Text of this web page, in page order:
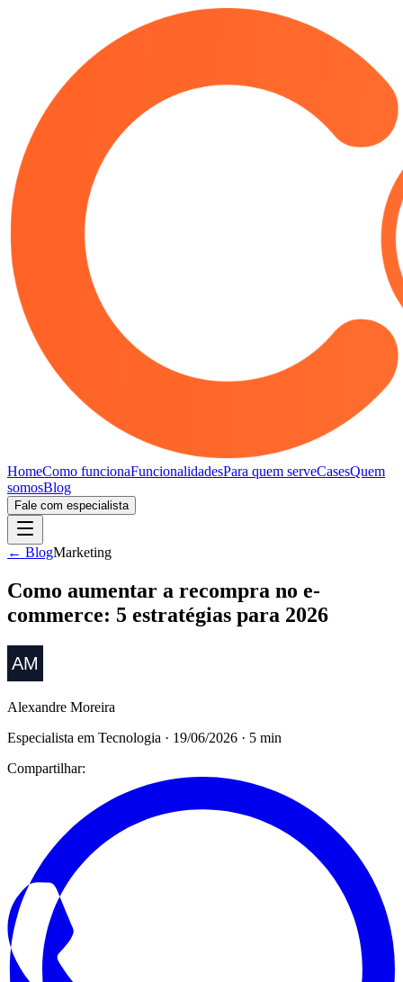
HomeComo funcionaFuncionalidadesPara quem serveCasesQuem
somosBlog
Fale com especialista
← BlogMarketing
Como aumentar a recompra no e-
commerce: 5 estratégias para 2026
Alexandre Moreira
Especialista em Tecnologia · 19/06/2026 · 5 min
Compartilhar: